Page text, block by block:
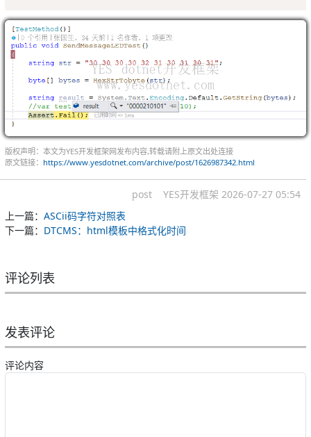
版权声明：本文为YES开发框架网发布内容,转载请附上原文出处连接
原文链接： https://www.yesdotnet.com/archive/post/1626987342.html
post YES开发框架 2026-07-27 05:54
上一篇： ASCii码字符对照表
下一篇： DTCMS：html模板中格式化时间
评论列表
发表评论
评论内容